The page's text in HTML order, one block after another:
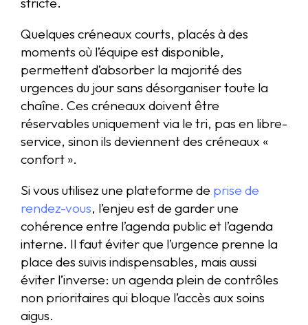
Quelques créneaux courts, placés à des
moments où l’équipe est disponible,
permettent d’absorber la majorité des
urgences du jour sans désorganiser toute la
chaîne. Ces créneaux doivent être
réservables uniquement via le tri, pas en libre-
service, sinon ils deviennent des créneaux «
confort ».
Si vous utilisez une plateforme de prise de
rendez-vous, l’enjeu est de garder une
cohérence entre l’agenda public et l’agenda
interne. Il faut éviter que l’urgence prenne la
place des suivis indispensables, mais aussi
éviter l’inverse: un agenda plein de contrôles
non prioritaires qui bloque l’accès aux soins
aigus.